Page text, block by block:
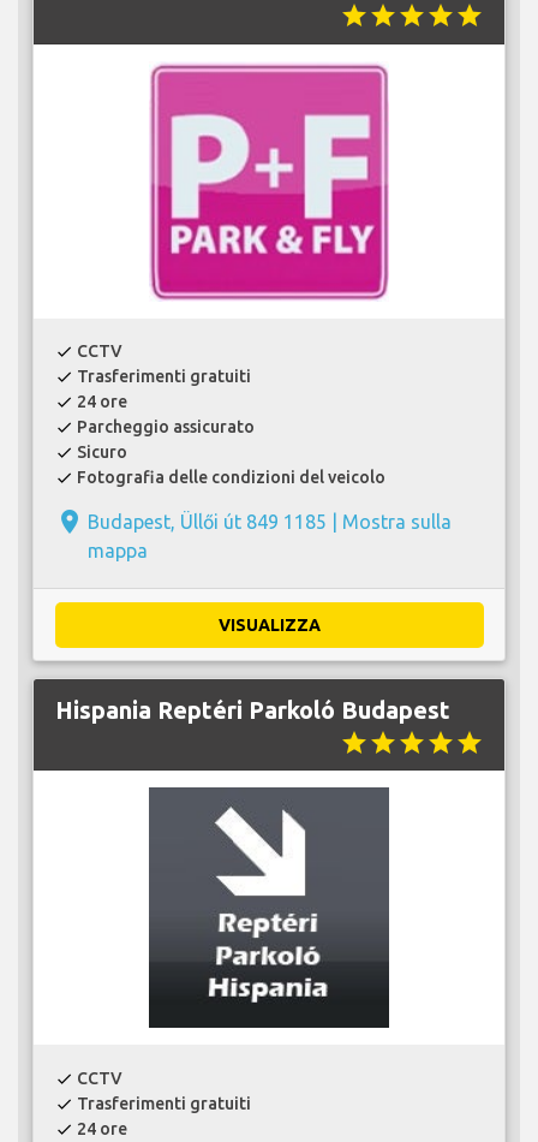
starstarstarstarstar
check CCTV
check Trasferimenti gratuiti
check 24 ore
check Parcheggio assicurato
check Sicuro
check Fotografia delle condizioni del veicolo
place Budapest, Üllői út 849 1185 | Mostra sulla
mappa
VISUALIZZA
Hispania Reptéri Parkoló Budapest
starstarstarstarstar
check CCTV
check Trasferimenti gratuiti
check 24 ore